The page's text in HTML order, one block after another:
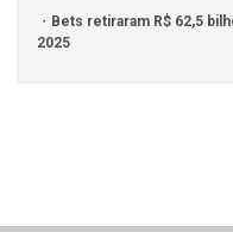
Bets retiraram R$ 62,5
2025